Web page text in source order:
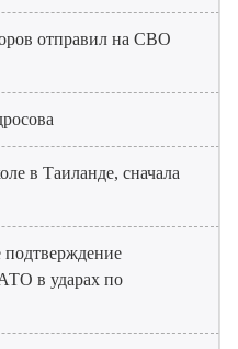
отправил на СВО
в Таиланде, сначала
в ударах по